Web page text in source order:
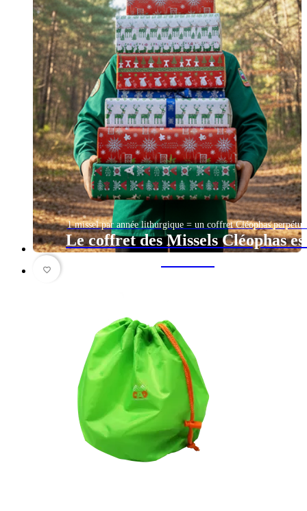
1 missel par année lithurgique = un coffret Cléophas
Le coffret des Missels Cléophas
favorite_border